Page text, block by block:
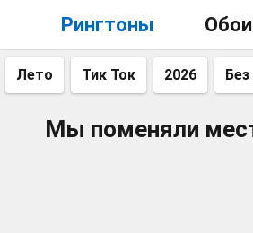
Рингтоны Обои
Лето Тик Ток 2026
Мы поменяли